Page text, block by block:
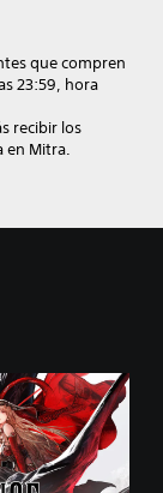
que compren
23:59, hora
recibir los
en Mitra.